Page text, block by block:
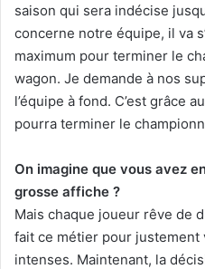
saison qui sera indécise
concerne notre équipe, il va
maximum pour terminer le
wagon. Je demande à nos
l’équipe à fond. C’est grâce
pourra terminer le
On imagine que vous avez
grosse affiche ?
Mais chaque joueur rêve de
fait ce métier pour justement
intenses. Maintenant, la